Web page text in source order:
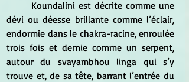
dévi ou déesse brillante comme l’éclair,
endormie dans le chakra-racine, enroulée
trois fois et demie comme un serpent,
autour du svayambhou linga qui s’y
trouve et, de sa tête, barrant l’entrée du